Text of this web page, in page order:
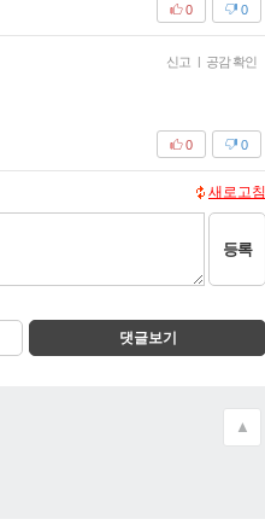
0
0
신고 | 공감 확인
0
0
새로고침
등록
댓글보기
▲